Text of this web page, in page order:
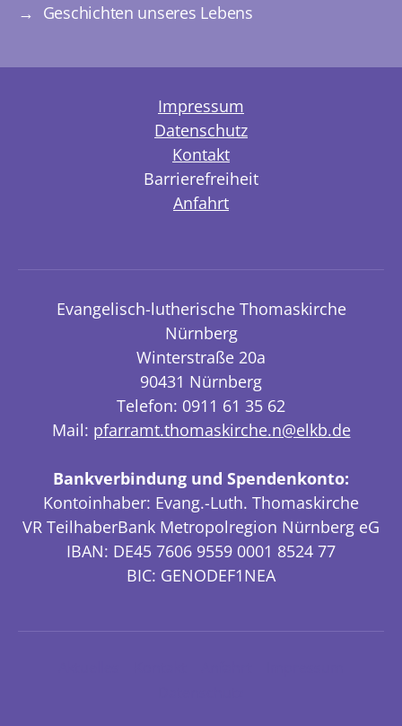
→
Geschichten unseres Lebens
Impressum
Datenschutz
Kontakt
Barrierefreiheit
Anfahrt
Evangelisch-lutherische Thomaskirche
Nürnberg
Winterstraße 20a
90431 Nürnberg
Telefon: 0911 61 35 62
Mail: pfarramt.thomaskirche.n@elkb.de
Bankverbindung und Spendenkonto:
Kontoinhaber: Evang.-Luth. Thomaskirche
VR TeilhaberBank Metropolregion Nürnberg eG
IBAN: DE45 7606 9559 0001 8524 77
BIC: GENODEF1NEA